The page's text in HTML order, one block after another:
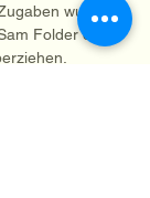
wurden
Folder durfte